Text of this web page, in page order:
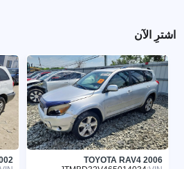
اشترِ الآن
TOYOTA RAV4 2006